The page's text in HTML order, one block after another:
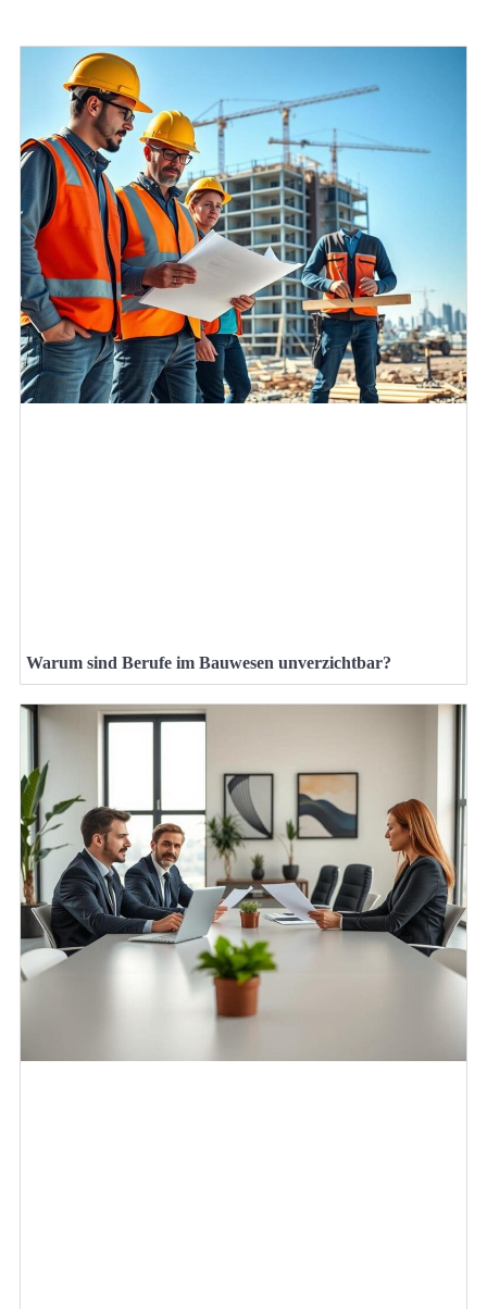
Warum sind Berufe im Bauwesen unverzichtbar?